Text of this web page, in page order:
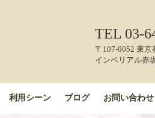
利用シーン ブログ お問い合わせ
TEL 03-
〒107-0052 東京
インペリアル赤